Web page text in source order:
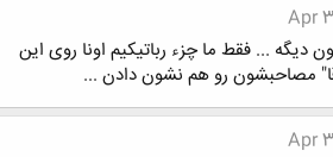
Apr
دیگه ... فقط ما چزء رباتیکیم اونا روی این
مصاحبشون رو هم نشون دادن ...
Apr